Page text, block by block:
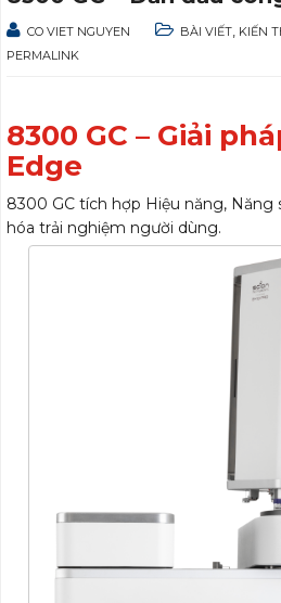
CO VIET NGUYEN BÀI VIẾT KIẾN
PERMALINK
8300 GC – Giải
Edge
8300 GC tích hợp Hiệu năng, Năng
hóa trải nghiệm người dùng.